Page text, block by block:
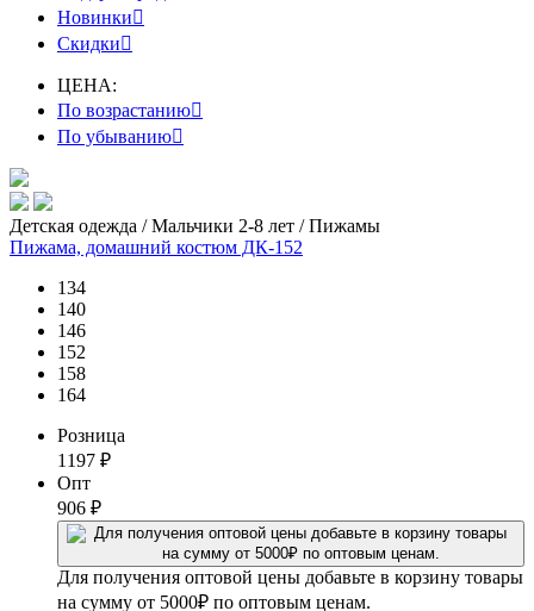
Новинки
Скидки
ЦЕНА:
По возрастанию
По убыванию
Детская одежда / Мальчики 2-8 лет / Пижамы
Пижама, домашний костюм ДК-152
134
140
146
152
158
164
Розница
1197 ₽
Опт
906 ₽
Для получения оптовой цены добавьте в корзину товары
на сумму от 5000₽ по оптовым ценам.